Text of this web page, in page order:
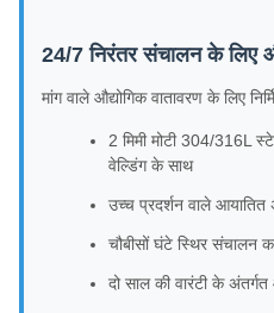
24/7 निरंतर संचालन के लिए
मांग वाले औद्योगिक वातावरण के लिए
2 मिमी मोटी 304/316L
वेल्डिंग के साथ
उच्च प्रदर्शन वाले
चौबीसों घंटे स्थिर संचालन
दो साल की वारंटी के